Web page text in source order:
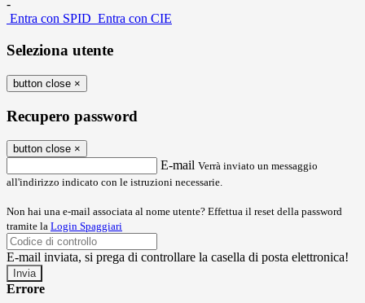
-
Entra con SPID Entra con CIE
Seleziona utente
button close ×
Recupero password
button close ×
E-mail Verrà inviato un messaggio
all'indirizzo indicato con le istruzioni necessarie.
Non hai una e-mail associata al nome utente? Effettua il reset della password
tramite la Login Spaggiari
E-mail inviata, si prega di controllare la casella di posta elettronica!
Errore